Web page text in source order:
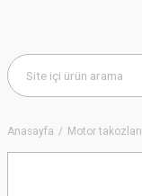
Anasayfa Motor takozları